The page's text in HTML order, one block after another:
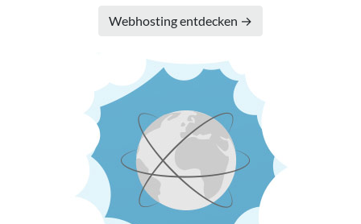
Webhosting entdecken →